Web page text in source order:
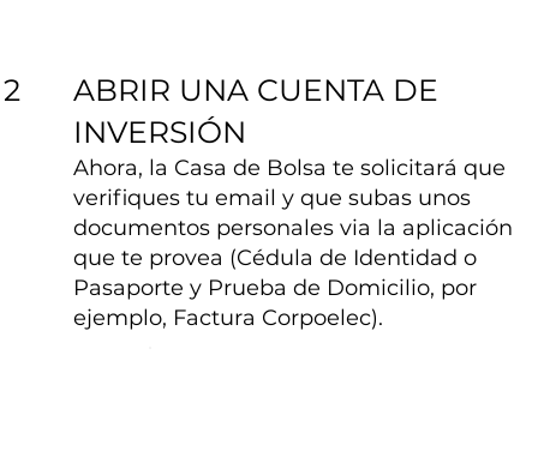
2
ABRIR UNA CUENTA DE
INVERSIÓN
Ahora, la Casa de Bolsa te solicitará que
verifiques tu email y que subas unos
documentos personales via la aplicación
que te provea (Cédula de Identidad o
Pasaporte y Prueba de Domicilio, por
ejemplo, Factura Corpoelec).